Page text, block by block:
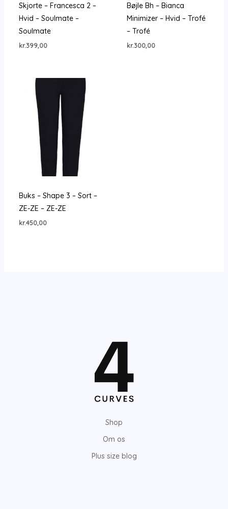
Skjorte – Francesca 2 –
Hvid – Soulmate –
Soulmate
kr.399,00
Bøjle Bh – Bianca
Minimizer – Hvid – Trofé
– Trofé
kr.300,00
Buks – Shape 3 – Sort –
ZE-ZE – ZE-ZE
kr.450,00
Shop
Om os
Plus size blog